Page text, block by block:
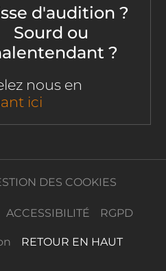
d'audition ?
Sourd ou
?
nous en
ici
DES COOKIES
ACCESSIBILITÉ RGPD
RETOUR EN HAUT